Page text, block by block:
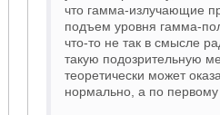
что гамма-излучающие
подъем уровня гамма-
что-то не так в смысле
такую подозрительную
теоретически может
нормально, а по